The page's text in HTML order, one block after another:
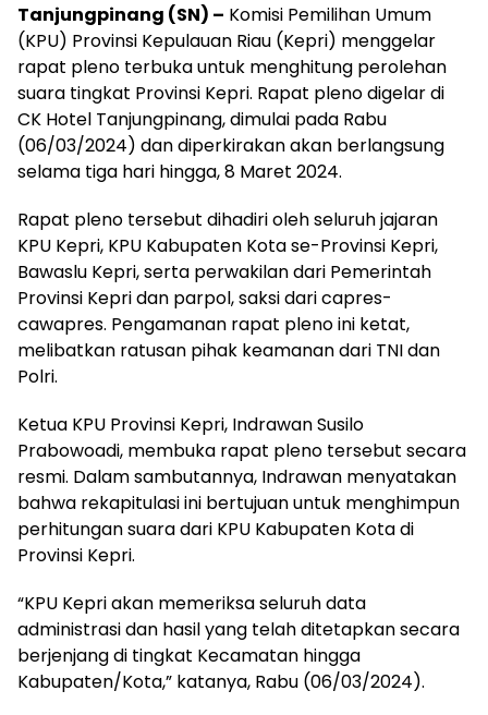
Tanjungpinang (SN) – Komisi Pemilihan Umum
(KPU) Provinsi Kepulauan Riau (Kepri) menggelar
rapat pleno terbuka untuk menghitung perolehan
suara tingkat Provinsi Kepri. Rapat pleno digelar di
CK Hotel Tanjungpinang, dimulai pada Rabu
(06/03/2024) dan diperkirakan akan berlangsung
selama tiga hari hingga, 8 Maret 2024.
Rapat pleno tersebut dihadiri oleh seluruh jajaran
KPU Kepri, KPU Kabupaten Kota se-Provinsi Kepri,
Bawaslu Kepri, serta perwakilan dari Pemerintah
Provinsi Kepri dan parpol, saksi dari capres-
cawapres. Pengamanan rapat pleno ini ketat,
melibatkan ratusan pihak keamanan dari TNI dan
Polri.
Ketua KPU Provinsi Kepri, Indrawan Susilo
Prabowoadi, membuka rapat pleno tersebut secara
resmi. Dalam sambutannya, Indrawan menyatakan
bahwa rekapitulasi ini bertujuan untuk menghimpun
perhitungan suara dari KPU Kabupaten Kota di
Provinsi Kepri.
“KPU Kepri akan memeriksa seluruh data
administrasi dan hasil yang telah ditetapkan secara
berjenjang di tingkat Kecamatan hingga
Kabupaten/Kota,” katanya, Rabu (06/03/2024).